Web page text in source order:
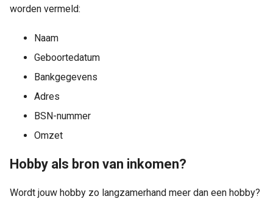
worden vermeld:
Naam
Geboortedatum
Bankgegevens
Adres
BSN-nummer
Omzet
Hobby als bron van inkomen?
Wordt jouw hobby zo langzamerhand meer dan een hobby?